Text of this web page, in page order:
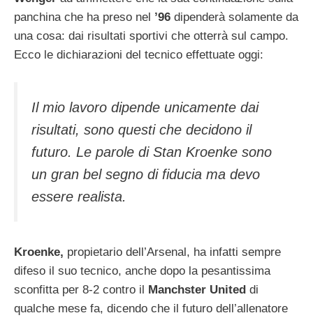
panchina che ha preso nel ’96 dipenderà solamente da
una cosa: dai risultati sportivi che otterrà sul campo.
Ecco le dichiarazioni del tecnico effettuate oggi:
Il mio lavoro dipende unicamente dai
risultati, sono questi che decidono il
futuro. Le parole di Stan Kroenke sono
un gran bel segno di fiducia ma devo
essere realista.
Kroenke, propietario dell’Arsenal, ha infatti sempre
difeso il suo tecnico, anche dopo la pesantissima
sconfitta per 8-2 contro il Manchster United di
qualche mese fa, dicendo che il futuro dell’allenatore